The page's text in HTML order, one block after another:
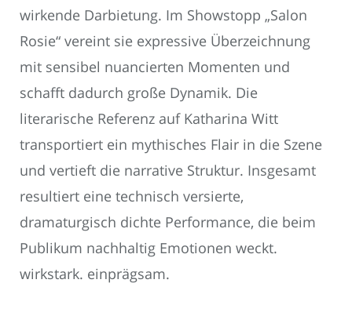
wirkende Darbietung. Im Showstopp „Salon
Rosie“ vereint sie expressive Überzeichnung
mit sensibel nuancierten Momenten und
schafft dadurch große Dynamik. Die
literarische Referenz auf Katharina Witt
transportiert ein mythisches Flair in die Szene
und vertieft die narrative Struktur. Insgesamt
resultiert eine technisch versierte,
dramaturgisch dichte Performance, die beim
Publikum nachhaltig Emotionen weckt.
wirkstark. einprägsam.